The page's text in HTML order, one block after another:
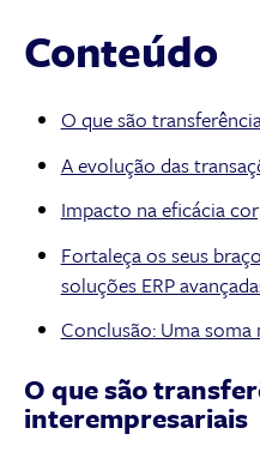
Conteúdo
O que são
A evolução das
Impacto na eficácia
Fortaleça os seus
soluções ERP
Conclusão: Uma
O que são
interempresariais